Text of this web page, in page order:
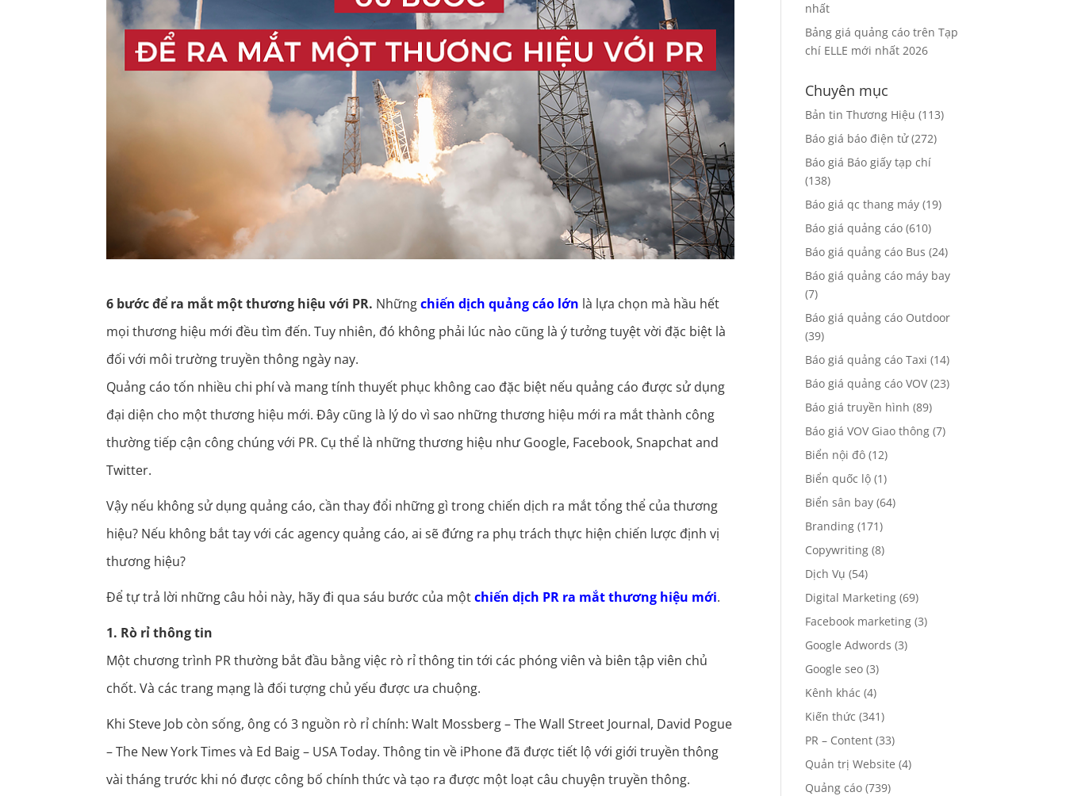
6 bước để ra mắt một thương hiệu với PR. Nhữngchiến dịch quảng cáo lớn là lựa chọn mà hầu hết
mọi thương hiệu mới đều tìm đến. Tuy nhiên, đó không phải lúc nào cũng là ý tưởng tuyệt vời đặc biệt là
đối với môi trường truyền thông ngày nay.
Quảng cáo tốn nhiều chi phí và mang tính thuyết phục không cao đặc biệt nếu quảng cáo được sử dụng
đại diện cho một thương hiệu mới. Đây cũng là lý do vì sao những thương hiệu mới ra mắt thành công
thường tiếp cận công chúng với PR. Cụ thể là những thương hiệu như Google, Facebook, Snapchat and
Twitter.
Vậy nếu không sử dụng quảng cáo, cần thay đổi những gì trong chiến dịch ra mắt tổng thể của thương
hiệu? Nếu không bắt tay với các agency quảng cáo, ai sẽ đứng ra phụ trách thực hiện chiến lược định vị
thương hiệu?
Để tự trả lời những câu hỏi này, hãy đi qua sáu bước của mộtchiến dịch PR ra mắt thương hiệu mới.
1. Rò rỉ thông tin
Một chương trình PR thường bắt đầu bằng việc rò rỉ thông tin tới các phóng viên và biên tập viên chủ
chốt. Và các trang mạng là đối tượng chủ yếu được ưa chuộng.
Khi Steve Job còn sống, ông có 3 nguồn rò rỉ chính: Walt Mossberg – The Wall Street Journal, David Pogue
– The New York Times và Ed Baig – USA Today. Thông tin về iPhone đã được tiết lộ với giới truyền thông
vài tháng trước khi nó được công bố chính thức và tạo ra được một loạt câu chuyện truyền thông.
nhất
Bảng giá quảng cáo trên Tạp
chí ELLE mới nhất 2026
Chuyên mục
Bản tin Thương Hiệu (113)
Báo giá báo điện tử(272)
Báo giá Báo giấy tạp chí
(138)
Báo giá qc thang máy (19)
Báo giá quảng cáo (610)
Báo giá quảng cáo Bus (24)
Báo giá quảng cáo máy bay
(7)
Báo giá quảng cáo Outdoor
(39)
Báo giá quảng cáo Taxi (14)
Báo giá quảng cáo VOV(23)
Báo giá truyền hình (89)
Báo giá VOV Giao thông (7)
Biển nội đô (12)
Biển quốc lộ (1)
Biển sân bay (64)
Branding (171)
Copywriting (8)
Dịch Vụ (54)
Digital Marketing (69)
Facebook marketing (3)
Google Adwords (3)
Google seo (3)
Kênh khác (4)
Kiến thức (341)
PR – Content (33)
Quản trị Website (4)
Quảng cáo (739)